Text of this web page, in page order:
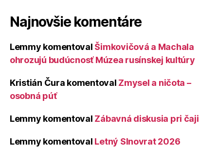
Najnovšie komentáre
Lemmy komentoval Šimkovičová a Machala
ohrozujú budúcnosť Múzea rusínskej kultúry
Kristián Čura komentoval Zmysel a ničota –
osobná púť
Lemmy komentoval Zábavná diskusia pri čaji
Lemmy komentoval Letný Slnovrat 2026